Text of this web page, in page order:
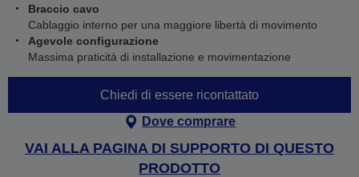
Braccio cavo
Cablaggio interno per una maggiore libertà di movimento
Agevole configurazione
Massima praticità di installazione e movimentazione
Chiedi di essere ricontattato
Dove comprare
VAI ALLA PAGINA DI SUPPORTO DI QUESTO
PRODOTTO